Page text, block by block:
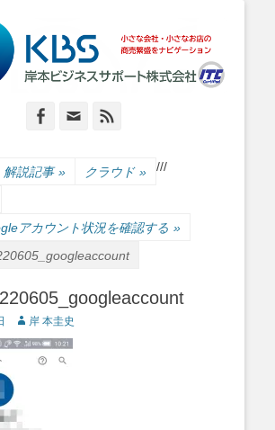
岸本ビジネスサポ
ート株式会社
小さなお店のIT経営をナビゲーション
Facebook
Email
解説記事 » /
クラウド » //
アカウント状況を確認する »
Author
岸 本圭史